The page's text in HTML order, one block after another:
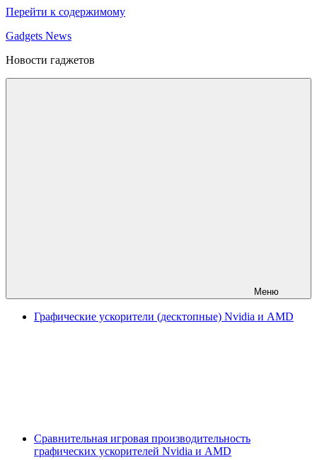
Перейти к содержимому
Gadgets News
Новости гаджетов
Меню
Графические ускорители (десктопные) Nvidia и AMD
Сравнительная игровая производительность
графических ускорителей Nvidia и AMD